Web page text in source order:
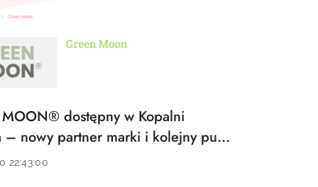
MOON® dostępny w Kopalni
– nowy partner marki i kolejny punkt
🌿✨
22:43:00